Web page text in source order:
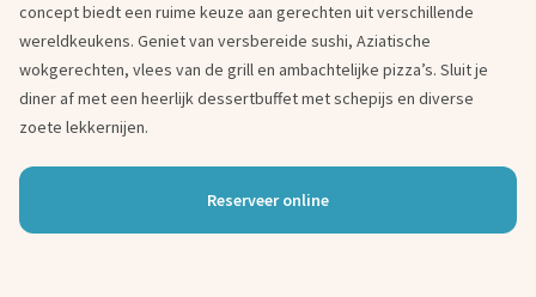
concept biedt een ruime keuze aan gerechten uit verschillende
wereldkeukens. Geniet van versbereide sushi, Aziatische
wokgerechten, vlees van de grill en ambachtelijke pizza’s. Sluit je
diner af met een heerlijk dessertbuffet met schepijs en diverse
zoete lekkernijen.
Reserveer online